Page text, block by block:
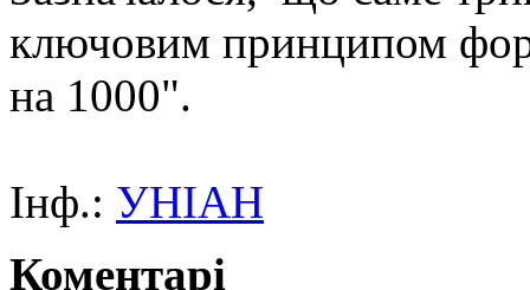
ключовим принципом
на 1000".
Інф.: УНІАН
Коментарі